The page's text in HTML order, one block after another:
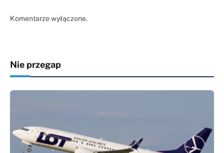
Komentarze wyłączone.
Nie przegap